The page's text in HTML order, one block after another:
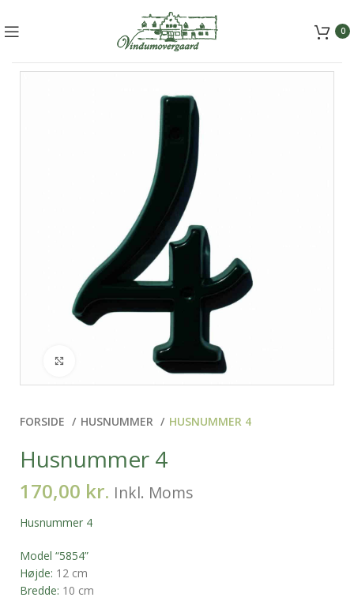
0
Klik for at forstørre
FORSIDE HUSNUMMER HUSNUMMER 4
Husnummer 4
170,00 kr. Inkl. Moms
Husnummer 4
Model “5854”
Højde: 12 cm
Bredde: 10 cm
mail@vindumovergaard.dk